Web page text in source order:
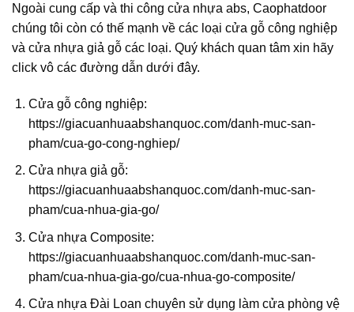
Ngoài cung cấp và thi công cửa nhựa abs, Caophatdoor
chúng tôi còn có thế mạnh về các loại cửa gỗ công nghiệp
và cửa nhựa giả gỗ các loại. Quý khách quan tâm xin hãy
click vô các đường dẫn dưới đây.
Cửa gỗ công nghiệp:
https://giacuanhuaabshanquoc.com/danh-muc-san-
pham/cua-go-cong-nghiep/
Cửa nhựa giả gỗ:
https://giacuanhuaabshanquoc.com/danh-muc-san-
pham/cua-nhua-gia-go/
Cửa nhựa Composite:
https://giacuanhuaabshanquoc.com/danh-muc-san-
pham/cua-nhua-gia-go/cua-nhua-go-composite/
Cửa nhựa Đài Loan chuyên sử dụng làm cửa phòng vệ